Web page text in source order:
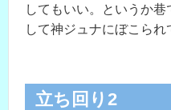
してもいい。というか
して神ジュナにぼこられ
立ち回り2